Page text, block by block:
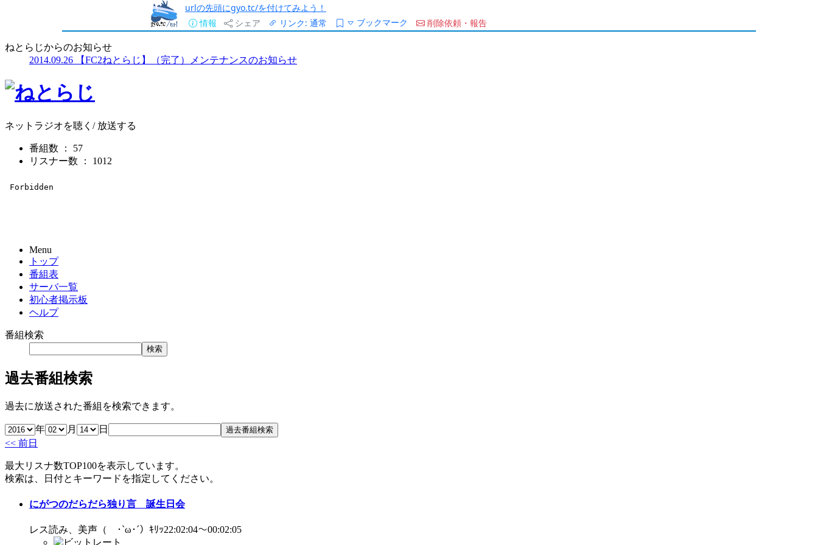
urlの先頭にgyo.tc/を付けてみよう！
情報
シェア リンク: 通常 ブックマーク 削除依頼・報告